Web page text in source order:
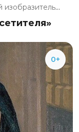
Калужский музей изобразительны...
0+